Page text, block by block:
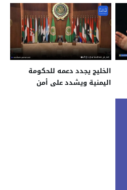
الخليج يجدد دعمه للحكومة
اليمنية ويشدد على أمن